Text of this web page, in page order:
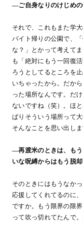
―ご自身なりのけじめの
それで、これもまた学
バイト帰りの公園で、
な？」とかって考えて
も「絶対にもう一回復
ろうとしてるところを
いちゃったから。だか
った場所なんです。だ
ないですね（笑）。ほ
ぱりそういう場所って
そんなことを思い出しま
―再渡米のときは、も
いな呪縛からはもう脱
そのときにはもうなか
応援してくれてるのに
ですか。もう限界の限
って吹っ切れてたんで